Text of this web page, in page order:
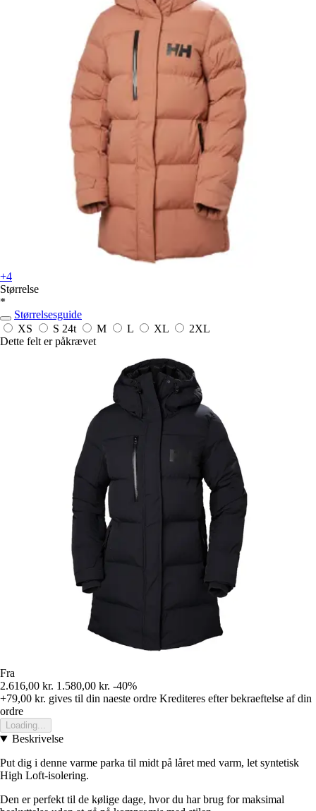
+4
Størrelse
*
Størrelsesguide
XS
S 24t M L XL
2XL
Dette felt er påkrævet
Fra
2.616,00 kr. 1.580,00 kr. -40%
+79,00 kr. gives til din naeste ordre Krediteres efter bekraeftelse af din
ordre
Loading...
Beskrivelse
Put dig i denne varme parka til midt på låret med varm, let syntetisk
High Loft-isolering.
Den er perfekt til de kølige dage, hvor du har brug for maksimal